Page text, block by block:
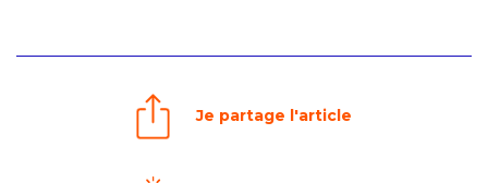
Je partage l'article